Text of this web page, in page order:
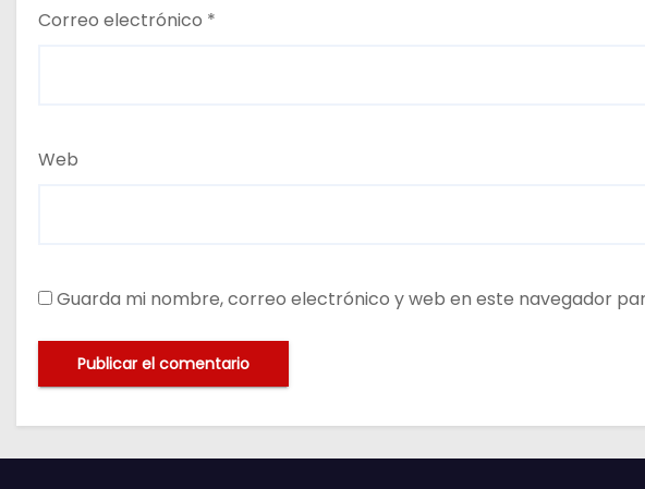
Correo electrónico *
Web
Guarda mi nombre, correo electrónico y web en este navegador